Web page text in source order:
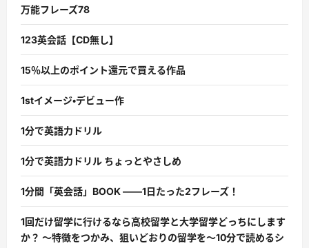
万能フレーズ78
123英会話【CD無し】
15％以上のポイント還元で買える作品
1stイメージ・デビュー作
1分で英語力ドリル
1分で英語力ドリル ちょっとやさしめ
1分間「英会話」BOOK ――1日たった2フレーズ！
1回だけ留学に行けるなら高校留学と大学留学どっちにします
か？ 〜特徴をつかみ、狙いどおりの留学を〜10分で読めるシ